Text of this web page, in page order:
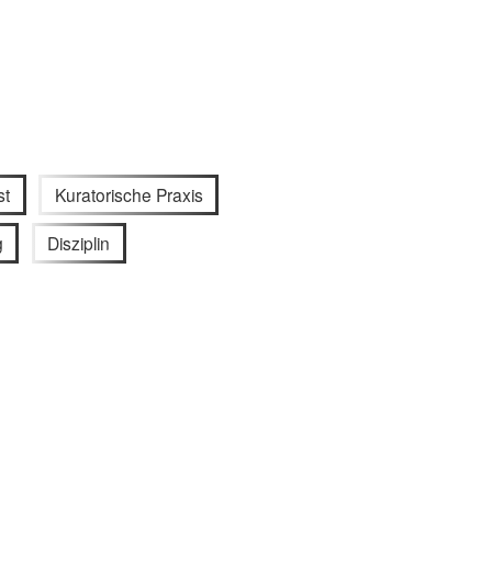
Kuratorische Praxis
Disziplin